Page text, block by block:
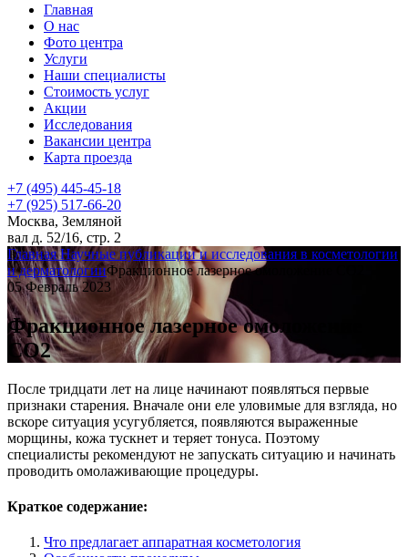
Главная
О нас
Фото центра
Услуги
Наши специалисты
Стоимость услуг
Акции
Исследования
Вакансии центра
Карта проезда
+7 (495) 445-45-18
+7 (925) 517-66-20
Москва, Земляной
вал д. 52/16, стр. 2
ГлавнаяНаучные публикации и исследования в косметологии
и дерматологииФракционное лазерное омоложение СО2
05 Февраль 2023
Фракционное лазерное омоложение
СО2
После тридцати лет на лице начинают появляться первые
признаки старения. Вначале они еле уловимые для взгляда, но
вскоре ситуация усугубляется, появляются выраженные
морщины, кожа тускнет и теряет тонуса. Поэтому
специалисты рекомендуют не запускать ситуацию и начинать
проводить омолаживающие процедуры.
Краткое содержание:
Что предлагает аппаратная косметология